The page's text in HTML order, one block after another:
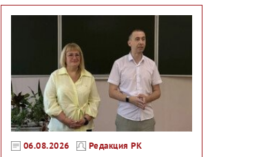
06.08.2026 Редакция РК